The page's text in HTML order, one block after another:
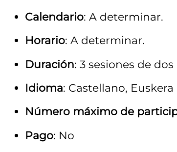
Calendario: A determinar.
Horario: A determinar.
Duración: 3 sesiones de
Idioma: Castellano, Euskera
Número máximo de
Pago: No